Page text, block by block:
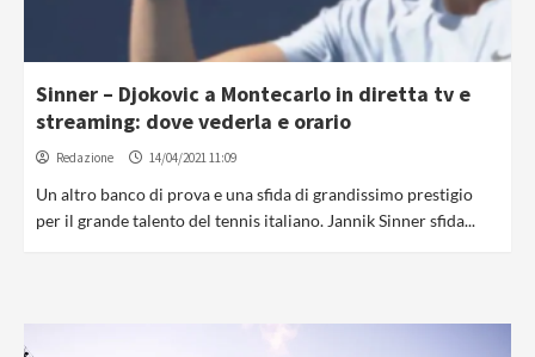
Sinner – Djokovic a Montecarlo in diretta tv e
streaming: dove vederla e orario
Redazione 14/04/2021 11:09
Un altro banco di prova e una sfida di grandissimo prestigio
per il grande talento del tennis italiano. Jannik Sinner sfida...